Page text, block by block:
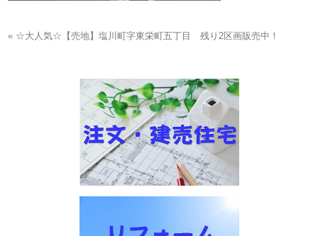
« ☆大人気☆【売地】塩川町字東栄町五丁目 残り2区画販売中！